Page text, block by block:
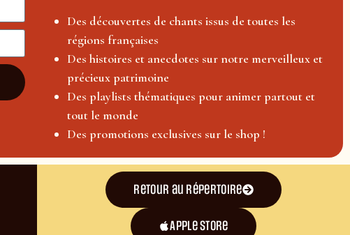
Des découvertes de chants issus de toutes les
régions françaises
Des histoires et anecdotes sur notre merveilleux et
précieux patrimoine
Des playlists thématiques pour animer partout et
tout le monde
Des promotions exclusives sur le shop !
Retour au répertoire
Apple Store